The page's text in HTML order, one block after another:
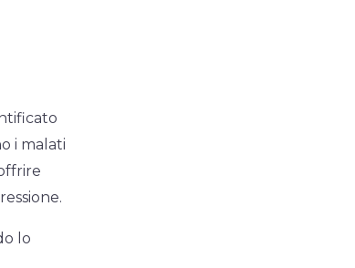
i malati
lo